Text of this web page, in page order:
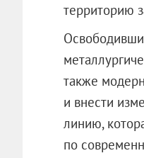
территорию
также
и внести
линию,
по